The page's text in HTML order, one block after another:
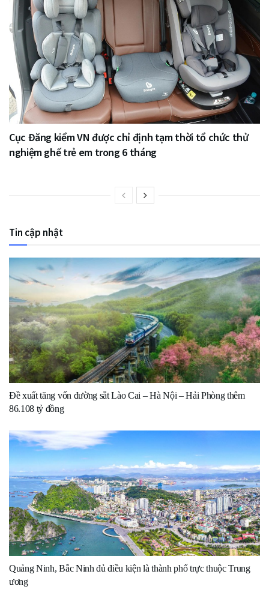
Cục Đăng kiểm VN được chỉ định tạm thời tổ chức thử
nghiệm ghế trẻ em trong 6 tháng
Tin cập nhật
Đề xuất tăng vốn đường sắt Lào Cai – Hà Nội – Hải Phòng thêm
86.108 tỷ đồng
Quảng Ninh, Bắc Ninh đủ điều kiện là thành phố trực thuộc Trung
ương